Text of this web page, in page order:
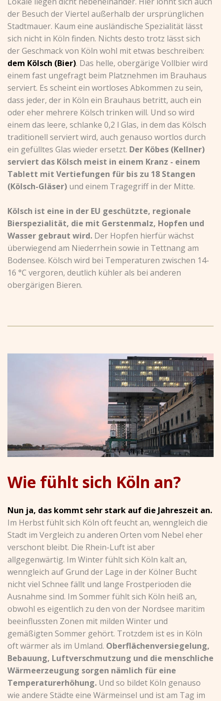
der Besuch der Viertel außerhalb der ursprünglichen
Stadtmauer. Kaum eine ausländische Spezialität lässt
sich nicht in Köln finden. Nichts desto trotz lässt sich
der Geschmack von Köln wohl mit etwas beschreiben:
dem Kölsch (Bier). Das helle, obergärige Vollbier wird
einem fast ungefragt beim Platznehmen im Brauhaus
serviert. Es scheint ein wortloses Abkommen zu sein,
dass jeder, der in Köln ein Brauhaus betritt, auch ein
oder eher mehrere Kölsch trinken will. Und so wird
einem das leere, schlanke 0,2 l Glas, in dem das Kölsch
traditionell serviert wird, auch genauso wortlos durch
ein gefülltes Glas wieder ersetzt. Der Köbes (Kellner)
serviert das Kölsch meist in einem Kranz - einem
Tablett mit Vertiefungen für bis zu 18 Stangen
(Kölsch-Gläser) und einem Tragegriff in der Mitte.
Kölsch ist eine in der EU geschützte, regionale
Bierspezialität, die mit Gerstenmalz, Hopfen und
Wasser gebraut wird. Der Hopfen hierfür wächst
überwiegend am Niederrhein sowie in Tettnang am
Bodensee. Kölsch wird bei Temperaturen zwischen 14-
16 °C vergoren, deutlich kühler als bei anderen
obergärigen Bieren.
Wie fühlt sich Köln an?
Nun ja, das kommt sehr stark auf die Jahreszeit an.
Im Herbst fühlt sich Köln oft feucht an, wenngleich die
Stadt im Vergleich zu anderen Orten vom Nebel eher
verschont bleibt. Die Rhein-Luft ist aber
allgegenwärtig. Im Winter fühlt sich Köln kalt an,
wenngleich auf Grund der Lage in der Kölner Bucht
nicht viel Schnee fällt und lange Frostperioden die
Ausnahme sind. Im Sommer fühlt sich Köln heiß an,
obwohl es eigentlich zu den von der Nordsee maritim
beeinflussten Zonen mit milden Winter und
gemäßigten Sommer gehört. Trotzdem ist es in Köln
oft wärmer als im Umland. Oberflächenversiegelung,
Bebauung, Luftverschmutzung und die menschliche
Wärmeerzeugung sorgen nämlich für eine
Temperaturerhöhung. Und so bildet Köln genauso
wie andere Städte eine Wärmeinsel und ist am Tag im